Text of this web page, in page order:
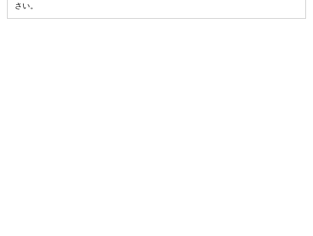
さい。